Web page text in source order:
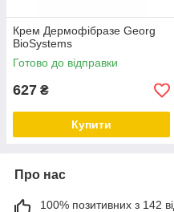
Крем Дермофібразе Georg
BioSystems
Готово до відправки
627 ₴
Купити
Про нас
100% позитивних з 142